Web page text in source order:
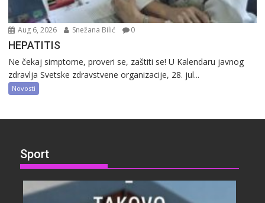
Aug 6, 2026 Snežana Bilić 0
HEPATITIS
Ne čekaj simptome, proveri se, zaštiti se! U Kalendaru javnog
zdravlja Svetske zdravstvene organizacije, 28. jul...
Novosti
Sport